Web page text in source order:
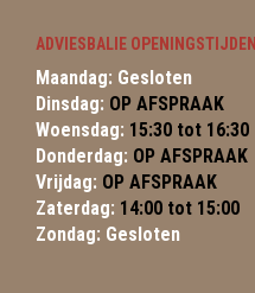
ADVIESBALIE OPENINGSTIJDEN
Maandag: Gesloten
Dinsdag: OP AFSPRAAK
Woensdag: 15:30 tot 16:30
Donderdag: OP AFSPRAAK
Vrijdag: OP AFSPRAAK
Zaterdag: 14:00 tot 15:00
Zondag: Gesloten